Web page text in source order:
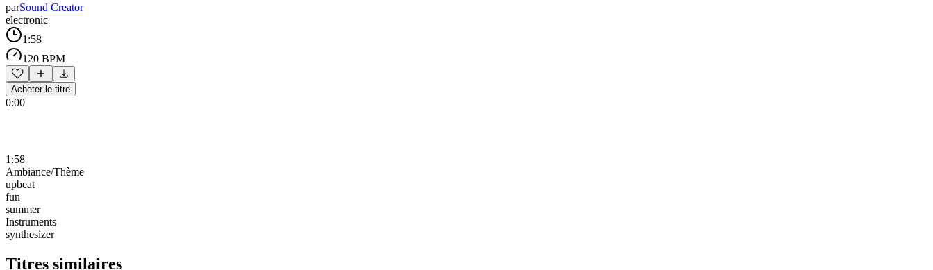
parSound Creator
electronic
1:58
120 BPM
Acheter le titre
0:00
1:58
Ambiance/Thème
upbeat
fun
summer
Instruments
synthesizer
Titres similaires